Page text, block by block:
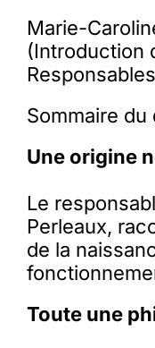
Marie-
(Introduction
Sommaire du
Une origine
Le
Perleaux,
de la
Toute une